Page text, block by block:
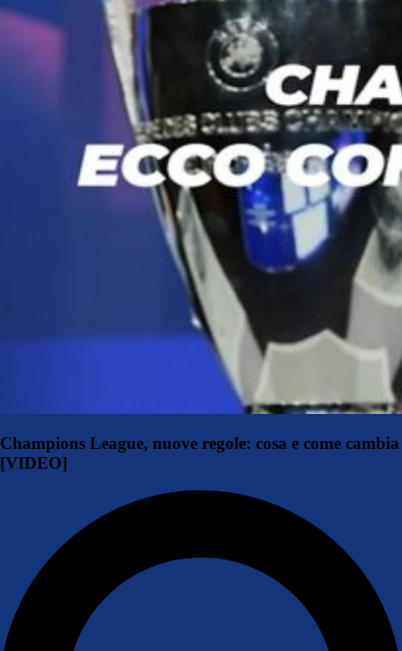
Champions League, nuove regole: cosa e come cambia
[VIDEO]